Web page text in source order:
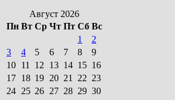
Август 2026
Пн Вт Ср Чт Пт Сб Вс
1
2
3
4 5 6 7 8
9
10 11 12 13 14 15 16
17 18 19 20 21 22 23
24 25 26 27 28 29 30